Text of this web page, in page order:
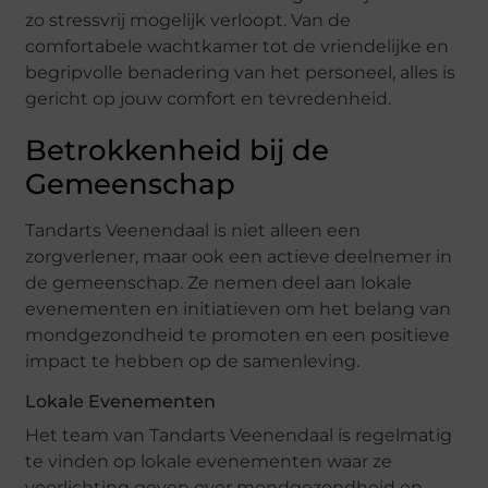
zo stressvrij mogelijk verloopt. Van de
comfortabele wachtkamer tot de vriendelijke en
begripvolle benadering van het personeel, alles is
gericht op jouw comfort en tevredenheid.
Betrokkenheid bij de
Gemeenschap
Tandarts Veenendaal is niet alleen een
zorgverlener, maar ook een actieve deelnemer in
de gemeenschap. Ze nemen deel aan lokale
evenementen en initiatieven om het belang van
mondgezondheid te promoten en een positieve
impact te hebben op de samenleving.
Lokale Evenementen
Het team van Tandarts Veenendaal is regelmatig
te vinden op lokale evenementen waar ze